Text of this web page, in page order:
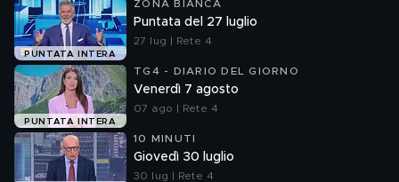
PUNTATA INTERA
ZONA BIANCA
Puntata del 27 luglio
27 lug | Rete 4
PUNTATA INTERA
TG4 - DIARIO DEL GIORNO
Venerdì 7 agosto
07 ago | Rete 4
10 MINUTI
Giovedì 30 luglio
30 lug | Rete 4